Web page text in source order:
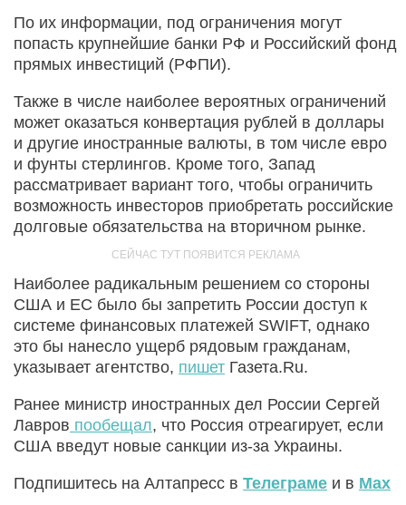
По их информации, под ограничения могут
попасть крупнейшие банки РФ и Российский фонд
прямых инвестиций (РФПИ).
Также в числе наиболее вероятных ограничений
может оказаться конвертация рублей в доллары
и другие иностранные валюты, в том числе евро
и фунты стерлингов. Кроме того, Запад
рассматривает вариант того, чтобы ограничить
возможность инвесторов приобретать российские
долговые обязательства на вторичном рынке.
Наиболее радикальным решением со стороны
США и ЕС было бы запретить России доступ к
системе финансовых платежей SWIFT, однако
это бы нанесло ущерб рядовым гражданам,
указывает агентство, пишет Газета.Ru.
Ранее министр иностранных дел России Сергей
Лавров пообещал, что Россия отреагирует, если
США введут новые санкции из-за Украины.
Подпишитесь на Алтапресс в Телеграме и в Max